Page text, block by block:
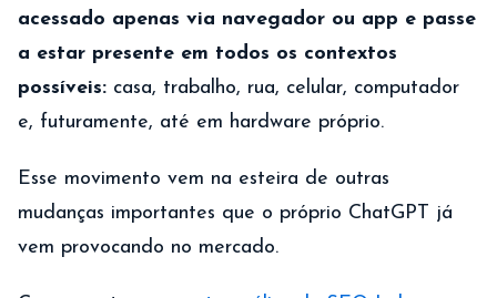
acessado apenas via navegador ou app e passe
a estar presente em todos os contextos
possíveis: casa, trabalho, rua, celular, computador
e, futuramente, até em hardware próprio.
Esse movimento vem na esteira de outras
mudanças importantes que o próprio ChatGPT já
vem provocando no mercado.